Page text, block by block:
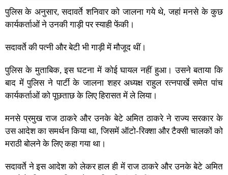
पुलिस के अनुसार, सदावर्ते शनिवार को जालना गये थे, जहां मनसे के कुछ
कार्यकर्ताओं ने उनकी गाड़ी पर स्याही फेंकी।
सदावर्ते की पत्नी और बेटी भी गाड़ी में मौजूद थीं।
पुलिस के मुताबिक, इस घटना में कोई घायल नहीं हुआ। उसने बताया कि
बाद में पुलिस ने पार्टी के जालना शहर अध्यक्ष राहुल रत्नपार्खे समेत पांच
कार्यकर्ताओं को पूछताछ के लिए हिरासत में ले लिया।
मनसे प्रमुख राज ठाकरे और उनके बेटे अमित ठाकरे ने राज्य सरकार के
उस आदेश का समर्थन किया था, जिसमें ऑटो-रिक्शा और टैक्सी चालकों को
मराठी बोलने के लिए कहा गया था।
सदावर्ते ने इस आदेश को लेकर हाल ही में राज ठाकरे और उनके बेटे अमित